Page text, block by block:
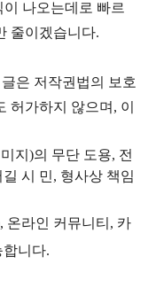
나오는데로 빠르
줄이겠습니다.
은 저작권법의 보호
허가하지 않으며, 이
지)의 무단 도용, 전
시 민, 형사상 책임
온라인 커뮤니티, 카
니다.